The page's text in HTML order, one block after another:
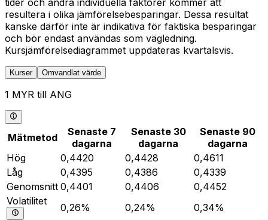
tider och andra individuella faktorer kommer att
resultera i olika jämförelsebesparingar. Dessa resultat
kanske därför inte är indikativa för faktiska besparingar
och bör endast användas som vägledning.
Kursjämförelsediagrammet uppdateras kvartalsvis.
Kurser Omvandlat värde
1 MYR till ANG
Mätmetod
Senaste 7
dagarna
Senaste 30
dagarna
Senaste 90
dagarna
Hög
0,4420 0,4428
0,4611
Låg
0,4395 0,4386
0,4339
Genomsnitt 0,4401 0,4406
0,4452
Volatilitet
0,26% 0,24% 0,34%